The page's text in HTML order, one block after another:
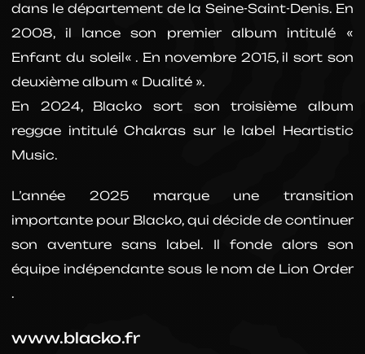
dans le département de la Seine-Saint-Denis. En
2008, il lance son premier album intitulé «
Enfant du soleil« . En novembre 2015, il sort son
deuxième album « Dualité ».
En 2024, Blacko sort son troisième album
reggae intitulé Chakras sur le label Heartistic
Music.
L’année 2025 marque une transition
importante pour Blacko, qui décide de continuer
son aventure sans label. Il fonde alors son
équipe indépendante sous le nom de Lion Order
.
www.blacko.fr